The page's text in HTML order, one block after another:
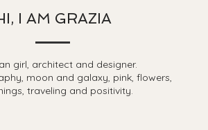
I AM GRAZIA
girl, architect and designer.
moon and galaxy, pink, flowers,
traveling and positivity.